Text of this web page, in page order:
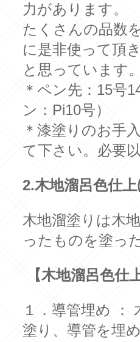
力があります。
たくさんの品数
に是非使って頂
と思っています
＊ペン先：15号
ン：Pi10号）
＊漆塗りのお手
て下さい。必要
2.木地溜呂色仕
木地溜塗りは木
ったものを塗っ
【木地溜呂色仕
１．導管埋め ：
塗り、導管を埋